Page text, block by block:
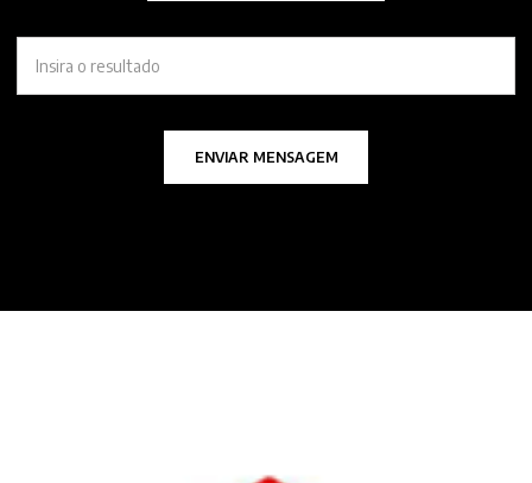
ENVIAR MENSAGEM